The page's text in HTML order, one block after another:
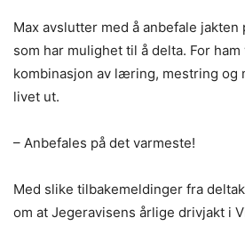
Max avslutter med å anbefale
som har mulighet til å delta. For ham
kombinasjon av læring, mestring og
livet ut.
– Anbefales på det varmeste!
Med slike tilbakemeldinger fra
om at Jegeravisens årlige drivjakt i